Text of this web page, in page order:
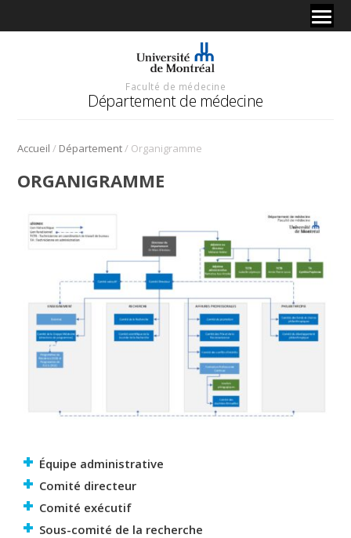
Faculté de médecine
Département de médecine
Accueil / Département/ Organigramme
ORGANIGRAMME
Équipe administrative
Comité directeur
Comité exécutif
Sous-comité de la recherche